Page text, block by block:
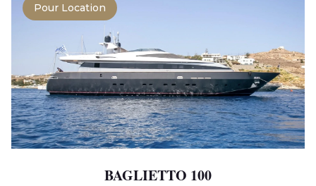
Pour Location
BAGLIETTO 100